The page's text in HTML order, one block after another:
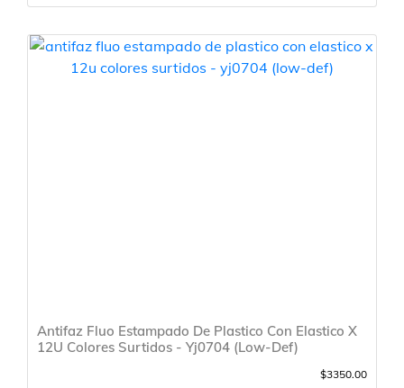
Antifaz Fluo Estampado De Plastico Con Elastico X
12U Colores Surtidos - Yj0704 (Low-Def)
$3350.00